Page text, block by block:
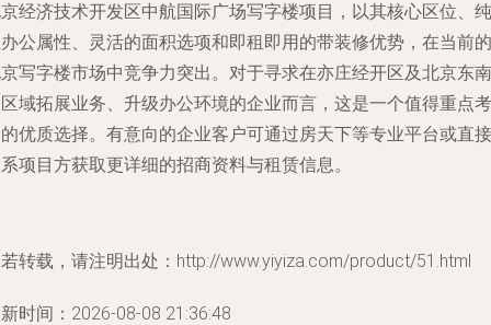
经济技术开发区中航国际广场写字楼项目，以其核心区位、纯
公属性、灵活的面积选项和即租即用的带装修优势，在当前的
写字楼市场中竞争力突出。对于寻求在亦庄经开区及北京东南
域拓展业务、升级办公环境的企业而言，这是一个值得重点考
优质选择。有意向的企业客户可通过房天下等专业平台或直接
项目方获取更详细的招商资料与租赁信息。
转载，请注明出处：http://www.yiyiza.com/product/51.html
时间：2026-08-08 21:36:48